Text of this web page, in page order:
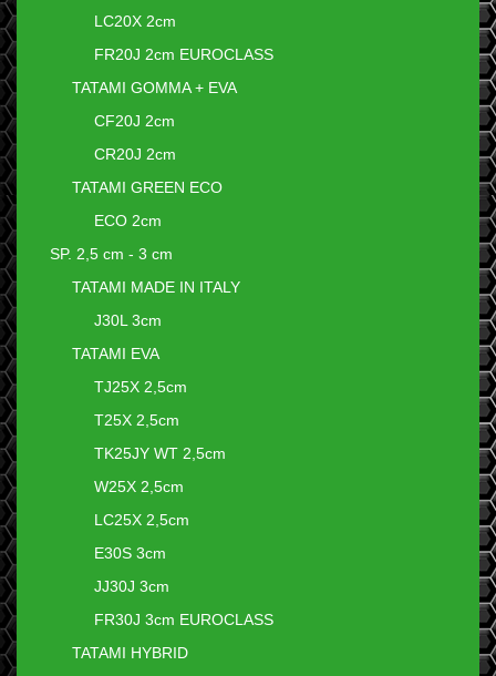
LC20X 2cm
FR20J 2cm EUROCLASS
TATAMI GOMMA + EVA
CF20J 2cm
CR20J 2cm
TATAMI GREEN ECO
ECO 2cm
SP. 2,5 cm - 3 cm
TATAMI MADE IN ITALY
J30L 3cm
TATAMI EVA
TJ25X 2,5cm
T25X 2,5cm
TK25JY WT 2,5cm
W25X 2,5cm
LC25X 2,5cm
E30S 3cm
JJ30J 3cm
FR30J 3cm EUROCLASS
TATAMI HYBRID